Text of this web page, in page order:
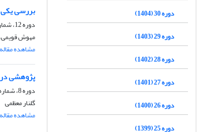
بررسی یکی
دوره 12، شماره 38، تابستان 1386
مهوش
مشاهده مقاله
پژوهشی در
دوره 8، شماره 14، بهار 1382
گلنار معظمى
مشاهده مقاله
دوره 30 (1404)
دوره 29 (1403)
دوره 28 (1402)
دوره 27 (1401)
دوره 26 (1400)
دوره 25 (1399)